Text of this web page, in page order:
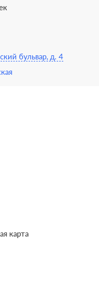
бульвар, д. 4
карта